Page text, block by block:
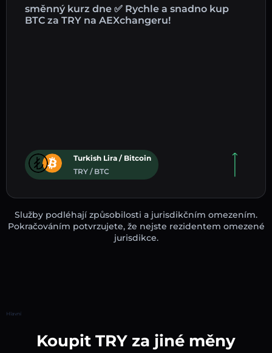
směnný kurz dne ✅ Rychle a snadno kup
BTC za TRY na AEXchangeru!
Turkish Lira / Bitcoin
TRY / BTC
Služby podléhají způsobilosti a jurisdikčním omezením.
Pokračováním potvrzujete, že nejste rezidentem omezené
jurisdikce.
Hlavní
Koupit TRY za jiné měny